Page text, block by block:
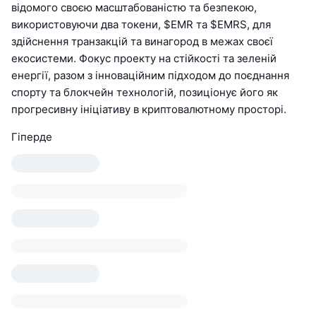
відомого своєю масштабованістю та безпекою,
використовуючи два токени, $EMR та $EMRS, для
здійснення транзакцій та винагород в межах своєї
екосистеми. Фокус проекту на стійкості та зеленій
енергії, разом з інноваційним підходом до поєднання
спорту та блокчейн технологій, позиціонує його як
прогресивну ініціативу в криптовалютному просторі.
Гіперде